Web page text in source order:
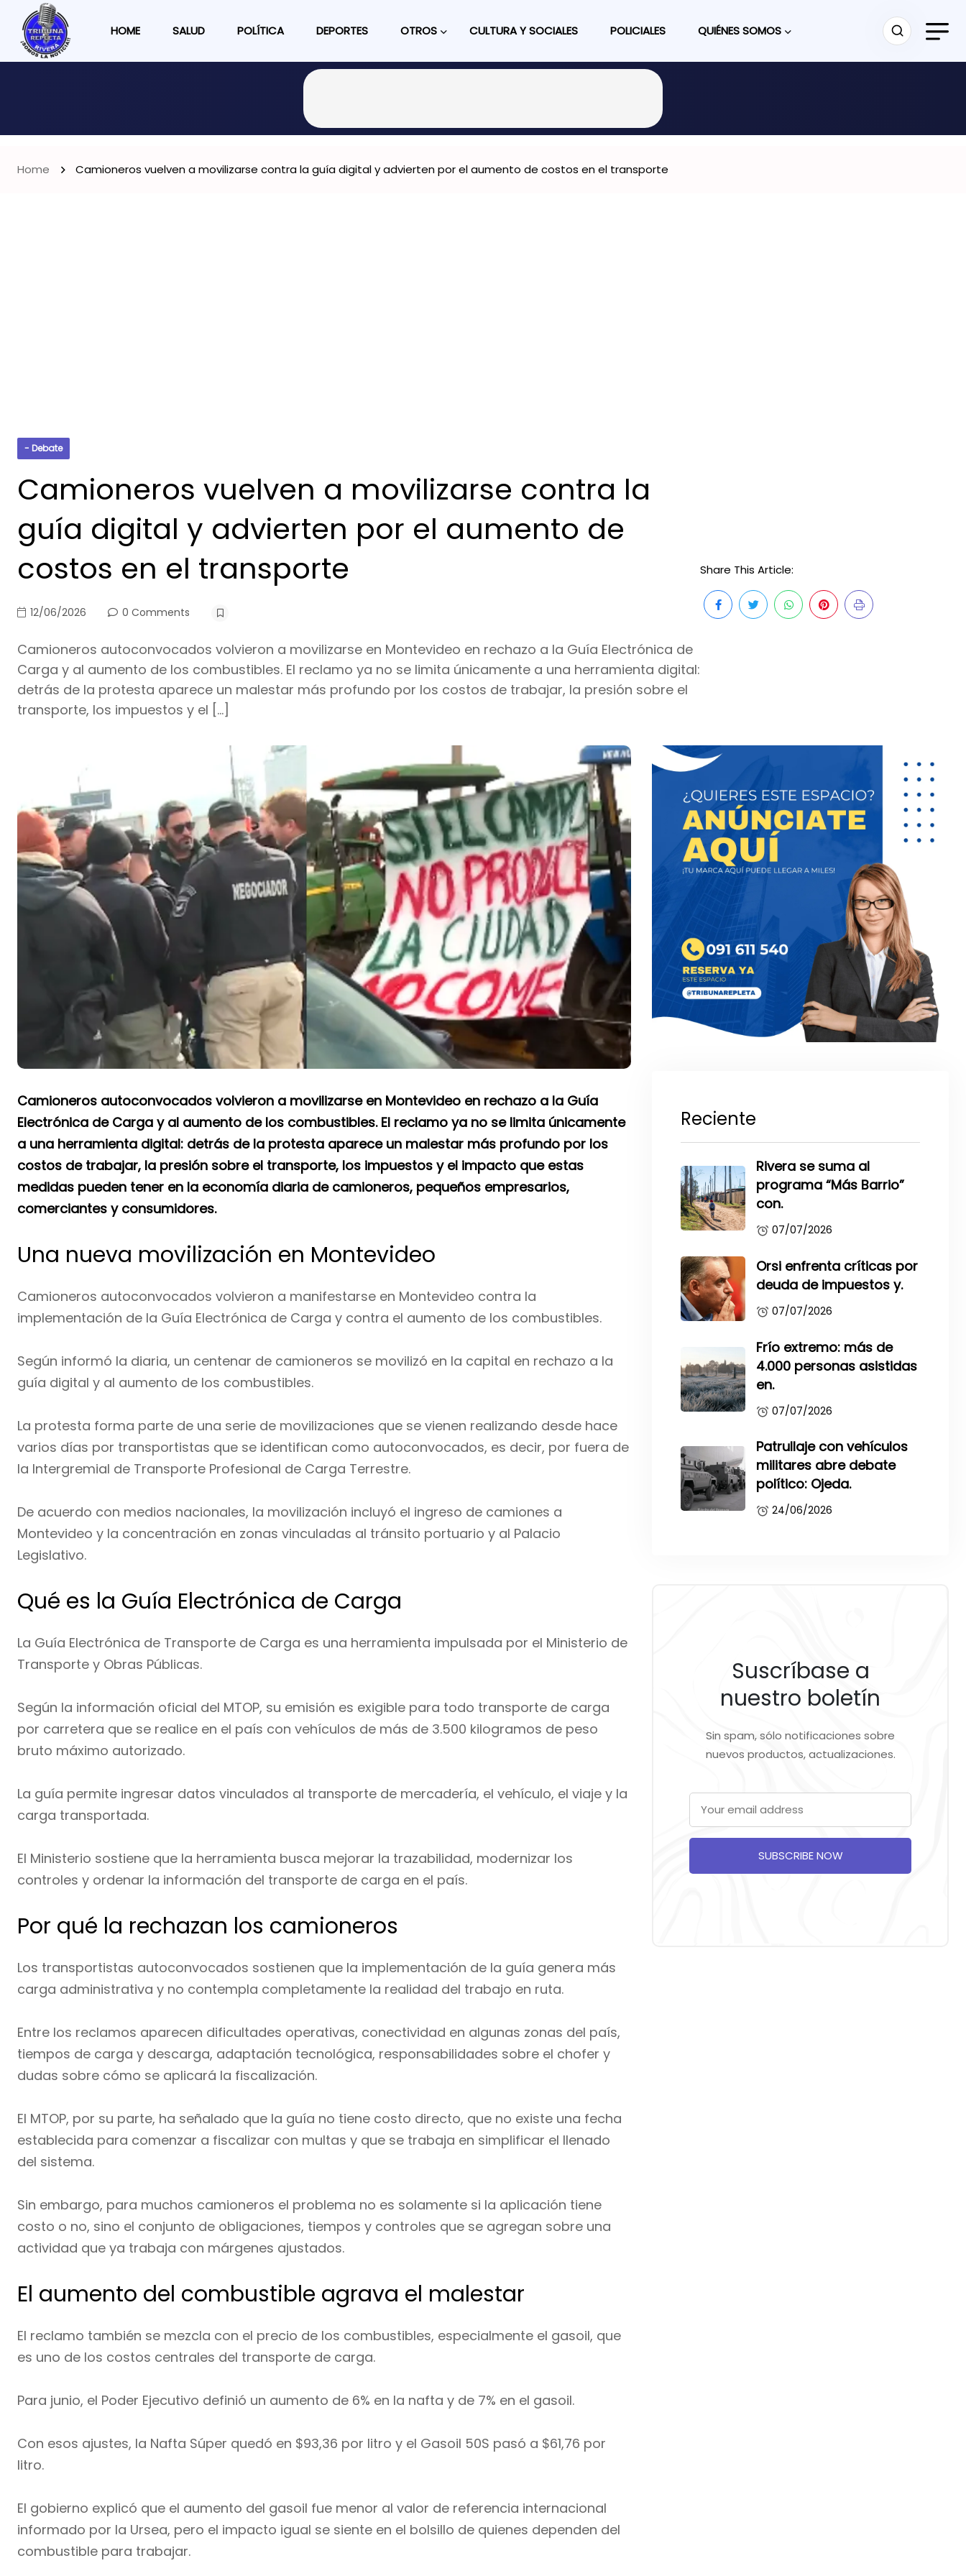
HOME SALUD POLÍTICA DEPORTES OTROS CULTURA Y SOCIALES POLICIALES QUIÉNES SOMOS
Home Camioneros vuelven a movilizarse contra la guía digital y advierten por el aumento de costos en el transporte
- Debate
Camioneros vuelven a movilizarse contra la
guía digital y advierten por el aumento de
costos en el transporte
12/06/2026 0 Comments
Camioneros autoconvocados volvieron a movilizarse en Montevideo en rechazo a la Guía Electrónica de
Carga y al aumento de los combustibles. El reclamo ya no se limita únicamente a una herramienta digital:
detrás de la protesta aparece un malestar más profundo por los costos de trabajar, la presión sobre el
transporte, los impuestos y el […]
Share This Article:
Camioneros autoconvocados volvieron a movilizarse en Montevideo en rechazo a la Guía
Electrónica de Carga y al aumento de los combustibles. El reclamo ya no se limita únicamente
a una herramienta digital: detrás de la protesta aparece un malestar más profundo por los
costos de trabajar, la presión sobre el transporte, los impuestos y el impacto que estas
medidas pueden tener en la economía diaria de camioneros, pequeños empresarios,
comerciantes y consumidores.
Una nueva movilización en Montevideo
Camioneros autoconvocados volvieron a manifestarse en Montevideo contra la
implementación de la Guía Electrónica de Carga y contra el aumento de los combustibles.
Según informó la diaria, un centenar de camioneros se movilizó en la capital en rechazo a la
guía digital y al aumento de los combustibles.
La protesta forma parte de una serie de movilizaciones que se vienen realizando desde hace
varios días por transportistas que se identifican como autoconvocados, es decir, por fuera de
la Intergremial de Transporte Profesional de Carga Terrestre.
De acuerdo con medios nacionales, la movilización incluyó el ingreso de camiones a
Montevideo y la concentración en zonas vinculadas al tránsito portuario y al Palacio
Legislativo.
Qué es la Guía Electrónica de Carga
La Guía Electrónica de Transporte de Carga es una herramienta impulsada por el Ministerio de
Transporte y Obras Públicas.
Según la información oficial del MTOP, su emisión es exigible para todo transporte de carga
por carretera que se realice en el país con vehículos de más de 3.500 kilogramos de peso
bruto máximo autorizado.
La guía permite ingresar datos vinculados al transporte de mercadería, el vehículo, el viaje y la
carga transportada.
El Ministerio sostiene que la herramienta busca mejorar la trazabilidad, modernizar los
controles y ordenar la información del transporte de carga en el país.
Por qué la rechazan los camioneros
Los transportistas autoconvocados sostienen que la implementación de la guía genera más
carga administrativa y no contempla completamente la realidad del trabajo en ruta.
Entre los reclamos aparecen dificultades operativas, conectividad en algunas zonas del país,
tiempos de carga y descarga, adaptación tecnológica, responsabilidades sobre el chofer y
dudas sobre cómo se aplicará la fiscalización.
El MTOP, por su parte, ha señalado que la guía no tiene costo directo, que no existe una fecha
establecida para comenzar a fiscalizar con multas y que se trabaja en simplificar el llenado
del sistema.
Sin embargo, para muchos camioneros el problema no es solamente si la aplicación tiene
costo o no, sino el conjunto de obligaciones, tiempos y controles que se agregan sobre una
actividad que ya trabaja con márgenes ajustados.
El aumento del combustible agrava el malestar
El reclamo también se mezcla con el precio de los combustibles, especialmente el gasoil, que
es uno de los costos centrales del transporte de carga.
Para junio, el Poder Ejecutivo definió un aumento de 6% en la nafta y de 7% en el gasoil.
Con esos ajustes, la Nafta Súper quedó en $93,36 por litro y el Gasoil 50S pasó a $61,76 por
litro.
El gobierno explicó que el aumento del gasoil fue menor al valor de referencia internacional
informado por la Ursea, pero el impacto igual se siente en el bolsillo de quienes dependen del
combustible para trabajar.
Reciente
Rivera se suma al
programa “Más Barrio”
con.
07/07/2026
Orsi enfrenta críticas por
deuda de impuestos y.
07/07/2026
Frío extremo: más de
4.000 personas asistidas
en.
07/07/2026
Patrullaje con vehículos
militares abre debate
político: Ojeda.
24/06/2026
Suscríbase a
nuestro boletín
Sin spam, sólo notificaciones sobre
nuevos productos, actualizaciones.
SUBSCRIBE NOW